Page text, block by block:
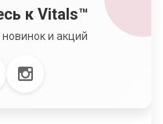
к Vitals™
и акций